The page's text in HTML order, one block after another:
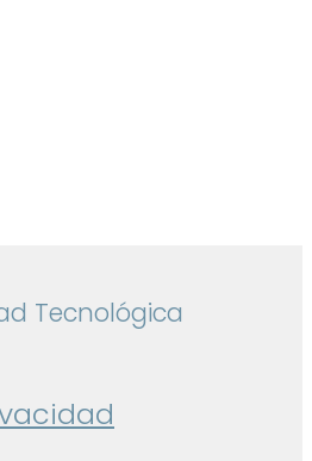
Tecnológica